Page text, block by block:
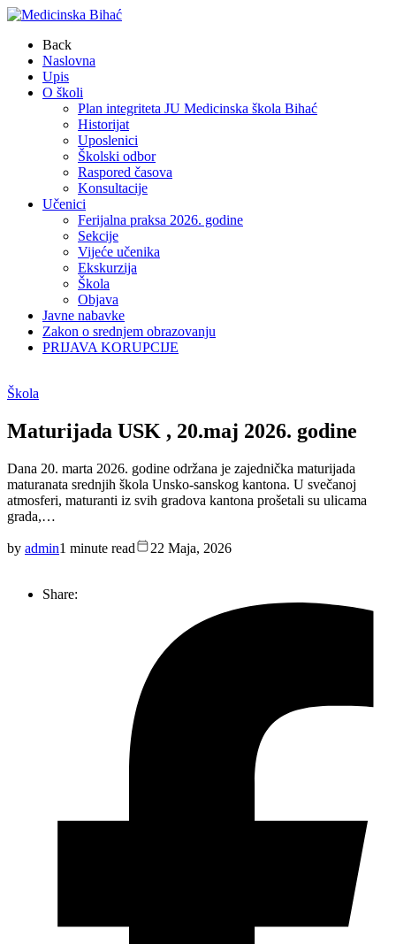
Back
Naslovna
Upis
O školi
Plan integriteta JU Medicinska škola Bihać
Historijat
Uposlenici
Školski odbor
Raspored časova
Konsultacije
Učenici
Ferijalna praksa 2026. godine
Sekcije
Vijeće učenika
Ekskurzija
Škola
Objava
Javne nabavke
Zakon o srednjem obrazovanju
PRIJAVA KORUPCIJE
Škola
Maturijada USK , 20.maj 2026. godine
Dana 20. marta 2026. godine održana je zajednička maturijada
maturanata srednjih škola Unsko-sanskog kantona. U svečanoj
atmosferi, maturanti iz svih gradova kantona prošetali su ulicama
grada,…
by admin1 minute read 22 Maja, 2026
Share: